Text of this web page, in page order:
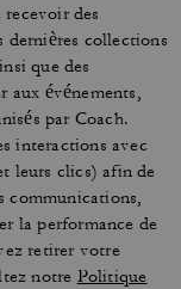
des
dernières collections
que des
aux événements,
par Coach.
interactions avec
leurs clics) afin de
communications,
la performance de
retirer votre
notre Politique